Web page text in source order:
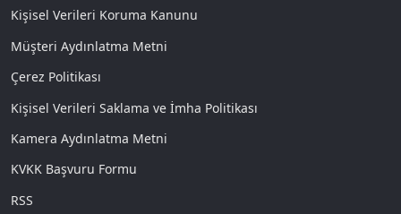
Kişisel Verileri Koruma Kanunu
Müşteri Aydınlatma Metni
Çerez Politikası
Kişisel Verileri Saklama ve İmha Politikası
Kamera Aydınlatma Metni
KVKK Başvuru Formu
RSS